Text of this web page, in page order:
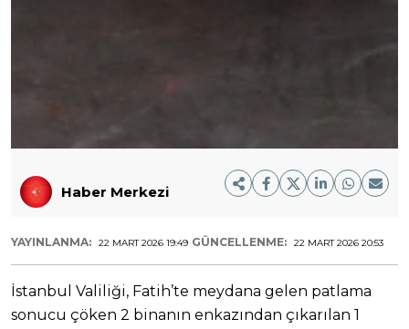
Haber Merkezi
YAYINLANMA: 22 MART 2026 19:49 GÜNCELLENME: 22 MART 2026 20:53
İstanbul Valiliği, Fatih’te meydana gelen patlama
sonucu çöken 2 binanın enkazından çıkarılan 1